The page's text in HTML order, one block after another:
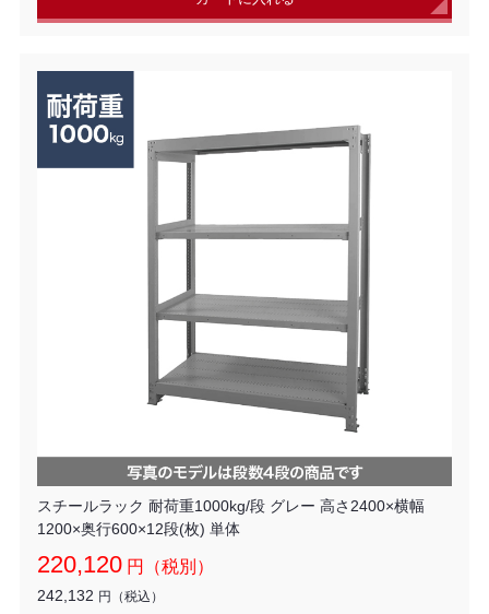
スチールラック 耐荷重1000kg/段 グレー 高さ2400×横幅
1200×奥行600×12段(枚) 単体
220,120 円（税別）
242,132 円（税込）